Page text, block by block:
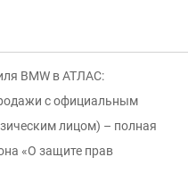
BMW в АТЛАС:
с официальным
лицом) – полная
«О защите прав